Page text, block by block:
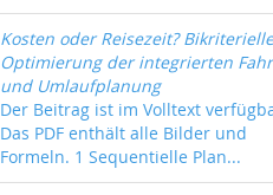
Kosten oder Reisezeit? Bikriterielle
Optimierung der integrierten
und Umlaufplanung
Der Beitrag ist im Volltext
Das PDF enthält alle Bilder und
Formeln. 1 Sequentielle Plan...